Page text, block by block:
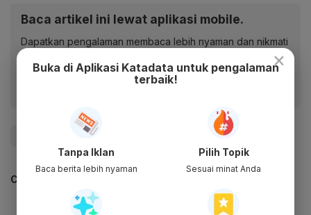
Baca artikel ini lewat aplikasi mobile.
Dapatkan pengalaman membaca lebih nyaman dan nikmati
#rusia
CEK JUGA DATA INI
×
Buka di Aplikasi Katadata untuk pengalaman
terbaik!
Tanpa Iklan
Baca berita lebih nyaman
Pilih Topik
Sesuai minat Anda